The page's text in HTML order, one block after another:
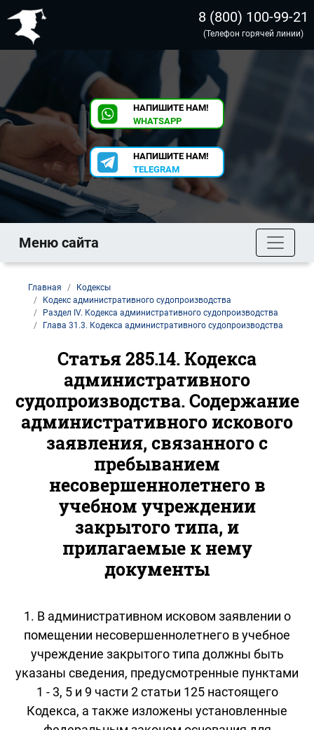
8 (800) 100-99-21
(Телефон горячей линии)
НАПИШИТЕ НАМ!
WHATSAPP
НАПИШИТЕ НАМ!
TELEGRAM
Меню сайта
Главная
Кодексы
Кодекс административного судопроизводства
Раздел IV. Кодекса административного судопроизводства
Глава 31.3. Кодекса административного судопроизводства
Статья 285.14. Кодекса
административного
судопроизводства. Содержание
административного искового
заявления, связанного с
пребыванием
несовершеннолетнего в
учебном учреждении
закрытого типа, и
прилагаемые к нему
документы
1. В административном исковом заявлении о
помещении несовершеннолетнего в учебное
учреждение закрытого типа должны быть
указаны сведения, предусмотренные пунктами
1 - 3, 5 и 9 части 2 статьи 125 настоящего
Кодекса, а также изложены установленные